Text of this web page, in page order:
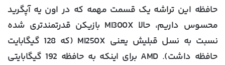
حافظه این تراشه یک قسمت مهمه که در اون یه آپگرید
محسوس داریم، حالا MI300X بازیکن قدرتمندتری شده
نسبت به نسل قبلیش یعنی MI250X (که 128 گیگابایت
حافظه داشت). AMD برای اینکه به حافظه 192 گیگابایتی